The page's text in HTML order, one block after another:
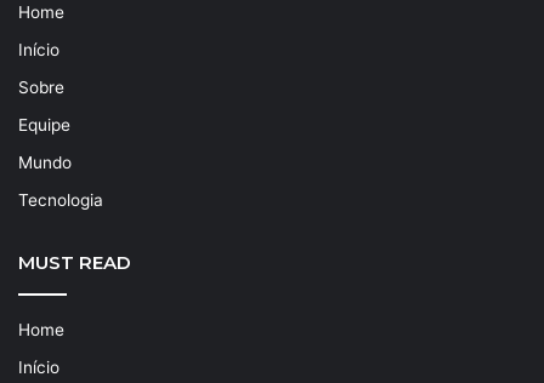
Home
Início
Sobre
Equipe
Mundo
Tecnologia
MUST READ
Home
Início